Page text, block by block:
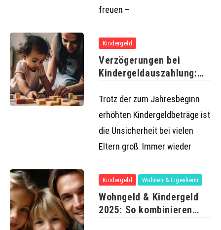
freuen –
Kindergeld
Verzögerungen bei
Kindergeldauszahlung:
wissen müssen
Trotz der zum Jahresbeginn
erhöhten Kindergeldbeträge ist
die Unsicherheit bei vielen
Eltern groß. Immer wieder
Kindergeld Wohnen & Eigenheim
Wohngeld & Kindergeld
2025: So kombinieren